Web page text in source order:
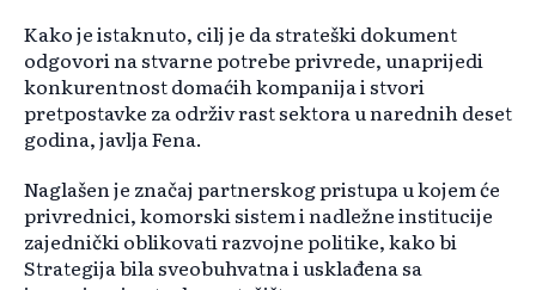
Kako je istaknuto, cilj je da strateški dokument
odgovori na stvarne potrebe privrede, unaprijedi
konkurentnost domaćih kompanija i stvori
pretpostavke za održiv rast sektora u narednih deset
godina, javlja Fena.
Naglašen je značaj partnerskog pristupa u kojem će
privrednici, komorski sistem i nadležne institucije
zajednički oblikovati razvojne politike, kako bi
Strategija bila sveobuhvatna i usklađena sa